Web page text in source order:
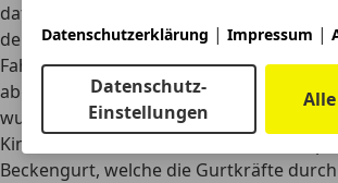
dafür ist die unzureichende Sicherheit
der Schutz der Insassen. Bei denTests
Fahrerschutz haben der Kopf- und
abgeschnitten, der Beinbereich hingegen
wurden die Fahrerrückhaltesysteme und
Kinematik mit schlecht bewertet. Die
Beckengurt, welche die Gurtkräfte
Datenschutzerklärung | Impressum |
Datenschutz-
Einstellungen